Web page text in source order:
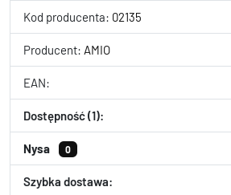
Kod producenta: 02135
Producent: AMIO
EAN:
Dostępność (1):
Nysa 0
Szybka dostawa: